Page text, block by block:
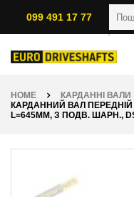
099 491 17 77
HOME КАРДАННІ ВАЛИ
КАРДАННИЙ ВАЛ ПЕРЕДНІЙ
L=645ММ, З ПОДВ. ШАРН.,